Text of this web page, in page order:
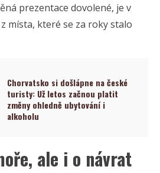
prezentace dovolené, je v
místa, které se za roky stalo
Chorvatsko si došlápne na české
turisty: Už letos začnou platit
změny ohledně ubytování i
alkoholu
ale i o návrat